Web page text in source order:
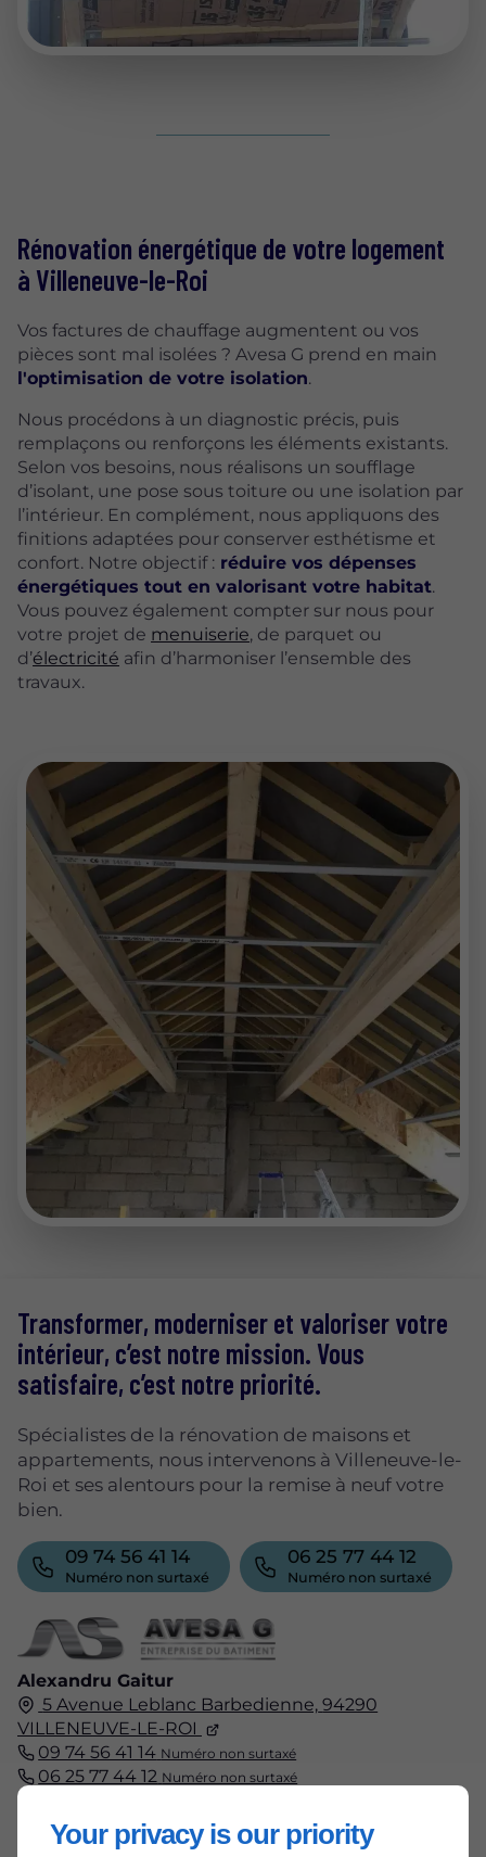
Your privacy is our priority
Rénovation énergétique de votre logement
à Villeneuve-le-Roi
Vos factures de chauffage augmentent ou vos
pièces sont mal isolées ? Avesa G prend en main
l'optimisation de votre isolation.
Nous procédons à un diagnostic précis, puis
remplaçons ou renforçons les éléments existants.
Selon vos besoins, nous réalisons un soufflage
d’isolant, une pose sous toiture ou une isolation par
l’intérieur. En complément, nous appliquons des
finitions adaptées pour conserver esthétisme et
confort. Notre objectif : réduire vos dépenses
énergétiques tout en valorisant votre habitat.
Vous pouvez également compter sur nous pour
votre projet de menuiserie, de parquet ou
d’électricité afin d’harmoniser l’ensemble des
travaux.
Alexandru Gaitur
5 Avenue Leblanc Barbedienne, 94290
VILLENEUVE-LE-ROI
09 74 56 41 14 Numéro non surtaxé
06 25 77 44 12 Numéro non surtaxé
Transformer, moderniser et valoriser votre
intérieur, c’est notre mission. Vous
satisfaire, c’est notre priorité.
Spécialistes de la rénovation de maisons et
appartements, nous intervenons à Villeneuve-le-
Roi et ses alentours pour la remise à neuf votre
bien.
09 74 56 41 14
Numéro non surtaxé
06 25 77 44 12
Numéro non surtaxé